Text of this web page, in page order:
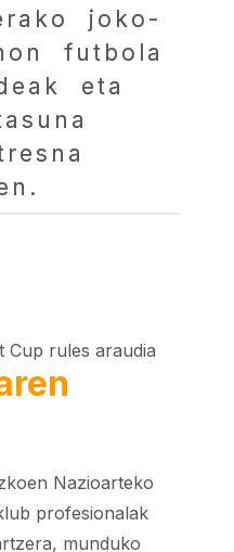
joko-
futbola
eta
Nazioarteko
profesionalak
munduko